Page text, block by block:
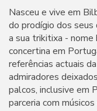
Nasceu e vive em
do prodígio dos
a sua trikitixa - nome
concertina em
referências actuais da
admiradores
palcos, inclusive em
parceria com